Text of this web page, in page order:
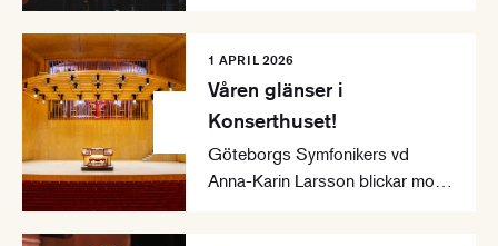
1 APRIL 2026
Våren glänser i
Konserthuset!
Göteborgs Symfonikers vd
Anna-Karin Larsson blickar mot